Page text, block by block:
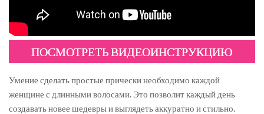
ПОСМОТРЕТЬ ВИДЕОИНСТРУКЦИЮ
Умение сделать простые прически необходимо каждой
женщине с длинными волосами. Это позволит каждый день
создавать новее шедевры и выглядеть аккуратно и стильно.